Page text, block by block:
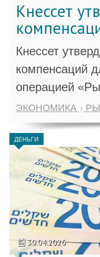
Кнессет
Кнессет
компенсаций
операцией
ЭКОНОМИКА
ДЕНЬГИ
30.04.2026